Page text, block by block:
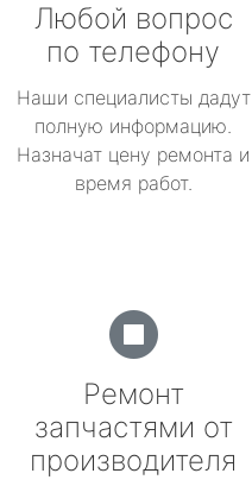
Любой вопрос
по телефону
Наши специалисты дадут
полную информацию.
Назначат цену ремонта и
время работ.
Ремонт
запчастями от
производителя